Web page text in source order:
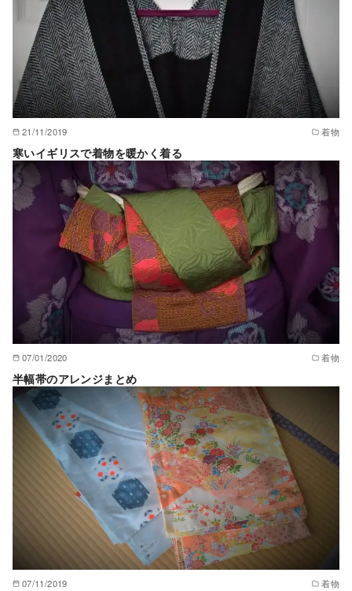
21/11/2019 着物
寒いイギリスで着物を暖かく着る
07/01/2020 着物
半幅帯のアレンジまとめ
07/11/2019 着物